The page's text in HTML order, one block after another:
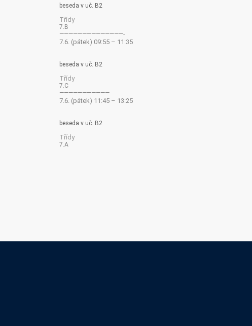
beseda v uč. B2
Třídy
7.B
——————————————-
7.6. (pátek) 09:55 – 11:35
beseda v uč. B2
Třídy
7.C
———————————
7.6. (pátek) 11:45 – 13:25
beseda v uč. B2
Třídy
7.A